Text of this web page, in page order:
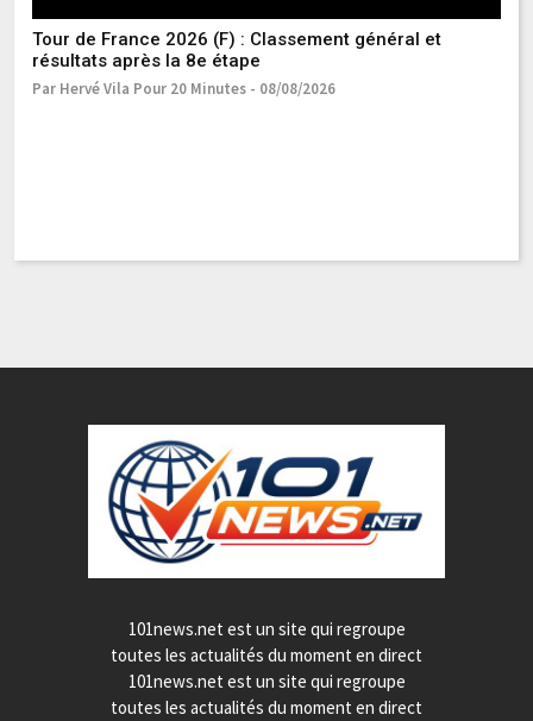
Tour de France 2026 (F) : Classement général et
résultats après la 8e étape
Par Hervé Vila Pour 20 Minutes - 08/08/2026
101news.net est un site qui regroupe
toutes les actualités du moment en direct
101news.net est un site qui regroupe
toutes les actualités du moment en direct